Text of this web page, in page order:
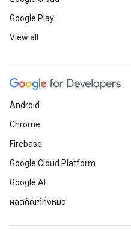
Google Play
View all
Android
Chrome
Firebase
Google Cloud Platform
Google AI
ผลิตภัณฑ์ทั้งหมด